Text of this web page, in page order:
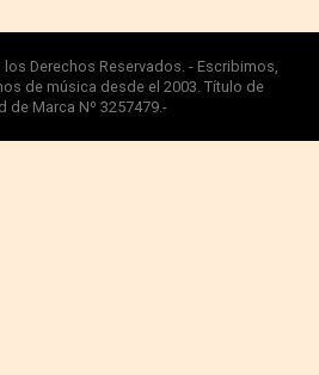
Derechos Reservados. - Escribimos,
de música desde el 2003. Título de
de Marca Nº 3257479.-